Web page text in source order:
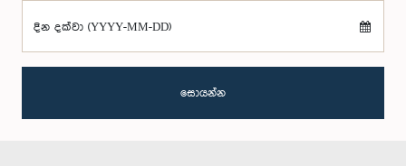
දින දක්වා (YYYY-MM-DD)
සොයන්න